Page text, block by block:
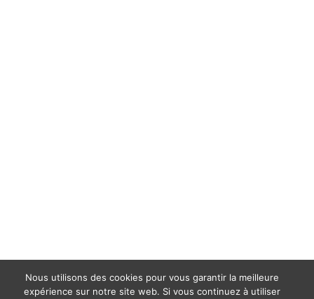
Nous utilisons des cookies pour vous garantir la meilleure
expérience sur notre site web. Si vous continuez à utiliser